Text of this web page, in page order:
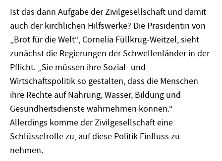
Ist das dann Aufgabe der Zivilgesellschaft und damit
auch der kirchlichen Hilfswerke? Die Präsidentin von
„Brot für die Welt“, Cornelia Füllkrug-Weitzel, sieht
zunächst die Regierungen der Schwellenländer in der
Pflicht. „Sie müssen ihre Sozial- und
Wirtschaftspolitik so gestalten, dass die Menschen
ihre Rechte auf Nahrung, Wasser, Bildung und
Gesundheitsdienste wahrnehmen können.“
Allerdings komme der Zivilgesellschaft eine
Schlüsselrolle zu, auf diese Politik Einfluss zu
nehmen.